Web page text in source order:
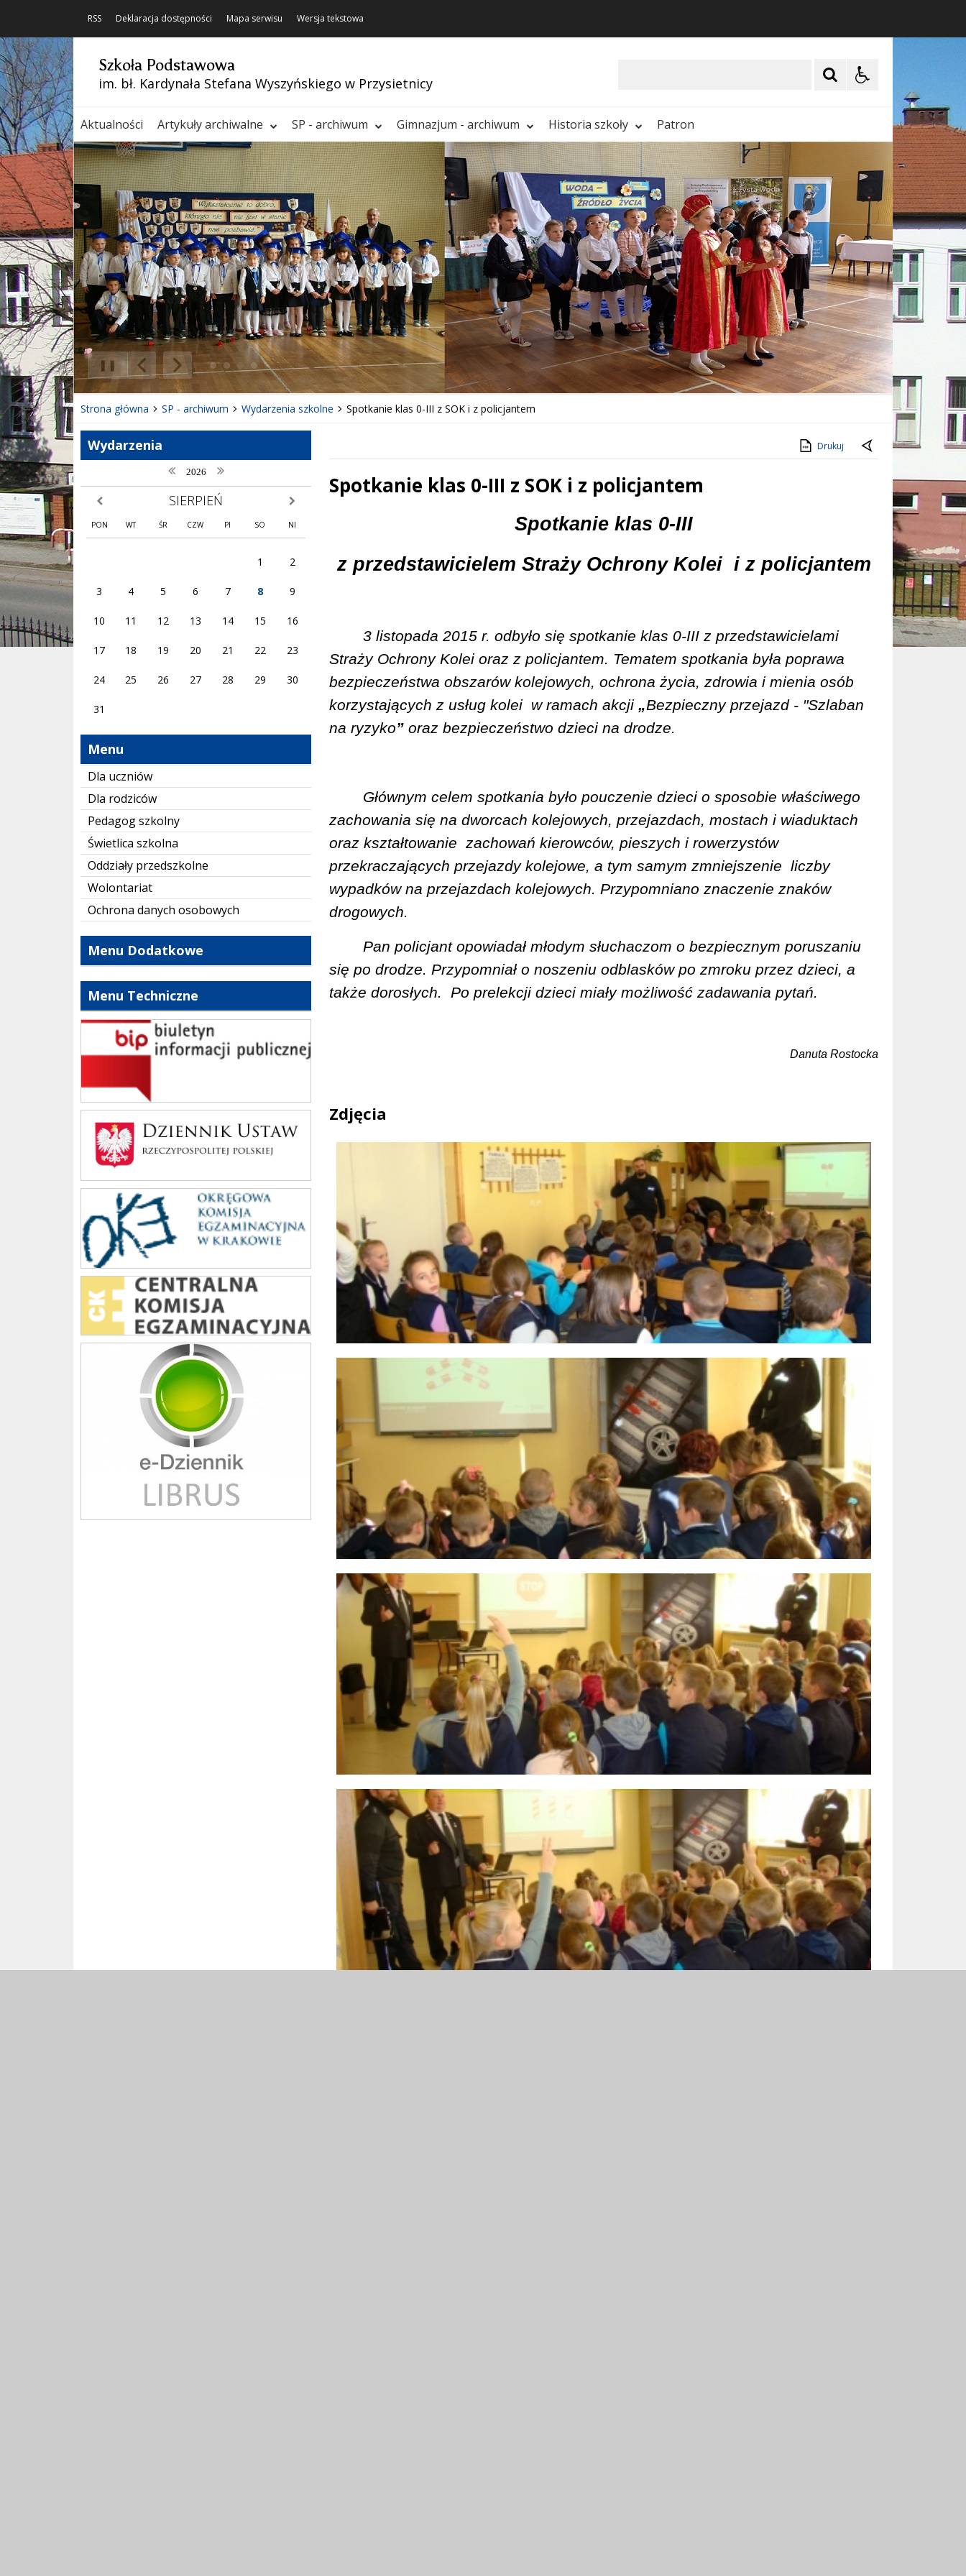
RSS Deklaracja dostępności Mapa serwisu Wersja tekstowa
Szkoła Podstawowa
im. bł. Kardynała Stefana Wyszyńskiego w Przysietnicy
Aktualności Artykuły archiwalne SP - archiwum Gimnazjum - archiwum Historia szkoły Patron
Poprzedni Element
Następny Element
❚❚
Strona główna SP - archiwum Wydarzenia szkolne Spotkanie klas 0-III z SOK i z policjantem
Wydarzenia
poprzedni rok
2026 następny rok
poprzedni miesiąc SIERPIEŃ następny miesiąc
PON WT ŚR CZW PI SO NI
1 2
3 4 5 6 7 8 9
10 11 12 13 14 15 16
17 18 19 20 21 22 23
24 25 26 27 28 29 30
31
Menu
Dla uczniów
Dla rodziców
Pedagog szkolny
Świetlica szkolna
Oddziały przedszkolne
Wolontariat
Ochrona danych osobowych
Menu Dodatkowe
Menu Techniczne
bip szkoły
Dziennik Polski
oke_krakow
cke
Librus szkoła
Drukuj
Spotkanie klas 0-III z SOK i z policjantem
Spotkanie klas 0-III
z przedstawicielem Straży Ochrony Kolei i z policjantem
3 listopada 2015 r. odbyło się spotkanie klas 0-III z przedstawicielami
Straży Ochrony Kolei oraz z policjantem. Tematem spotkania była poprawa
bezpieczeństwa obszarów kolejowych, ochrona życia, zdrowia i mienia osób
korzystających z usług kolei w ramach akcji „Bezpieczny przejazd - "Szlaban
na ryzyko” oraz bezpieczeństwo dzieci na drodze.
Głównym celem spotkania było pouczenie dzieci o sposobie właściwego
zachowania się na dworcach kolejowych, przejazdach, mostach i wiaduktach
oraz kształtowanie zachowań kierowców, pieszych i rowerzystów
przekraczających przejazdy kolejowe, a tym samym zmniejszenie liczby
wypadków na przejazdach kolejowych. Przypomniano znaczenie znaków
drogowych.
Pan policjant opowiadał młodym słuchaczom o bezpiecznym poruszaniu
się po drodze. Przypomniał o noszeniu odblasków po zmroku przez dzieci, a
także dorosłych.
Po prelekcji dzieci miały możliwość zadawania pytań.
Danuta Rostocka
Zdjęcia